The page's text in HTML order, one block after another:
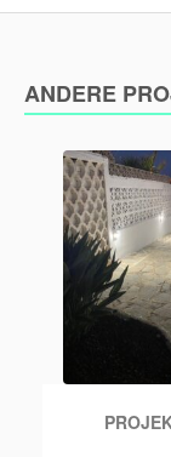
ANDERE